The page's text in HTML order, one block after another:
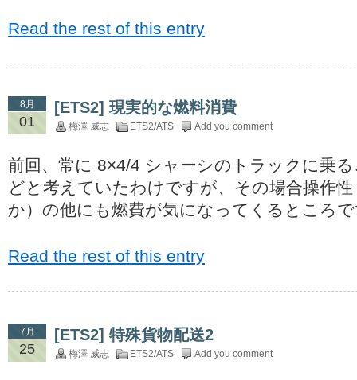
Read the rest of this entry
8月
01
[ETS2] 現実的な燃料消費
梅澤 威志 ETS2/ATS Add you comment
前回、常に 8×4/4 シャーシのトラックに乗
どと考えていたわけですが、その場合操作
か）の他にも燃費が気になってくるところ
Read the rest of this entry
7月
25
[ETS2] 特殊貨物配送2
梅澤 威志 ETS2/ATS Add you comment